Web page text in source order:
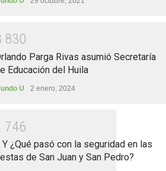
830
Parga Rivas asumió Secretaría
Educación del Huila
U 2 enero, 2024
746
Y ¿Qué pasó con la seguridad en las
de San Juan y San Pedro?